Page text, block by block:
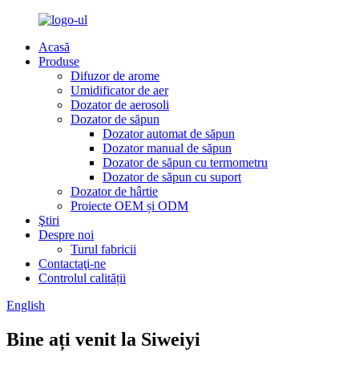
Acasă
Produse
Difuzor de arome
Umidificator de aer
Dozator de aerosoli
Dozator de săpun
Dozator automat de săpun
Dozator manual de săpun
Dozator de săpun cu termometru
Dozator de săpun cu suport
Dozator de hârtie
Proiecte OEM și ODM
Ştiri
Despre noi
Turul fabricii
Contactaţi-ne
Controlul calității
English
Bine ați venit la Siweiyi